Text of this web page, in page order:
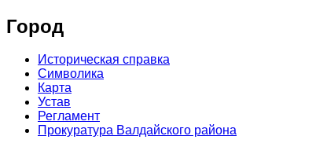
Город
Историческая справка
Символика
Карта
Устав
Регламент
Прокуратура Валдайского района